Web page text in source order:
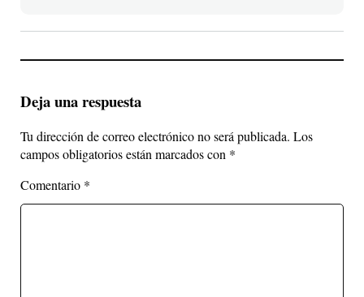
Deja una respuesta
Tu dirección de correo electrónico no será publicada. Los
campos obligatorios están marcados con *
Comentario *